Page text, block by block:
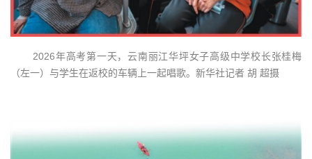
2026年高考第一天，云南丽江华坪女子高级中学校长张桂梅
（左一）与学生在返校的车辆上一起唱歌。新华社记者 胡 超摄